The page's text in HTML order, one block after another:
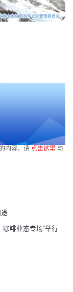
内容，请 点击这里 与
啡业态专场”举行